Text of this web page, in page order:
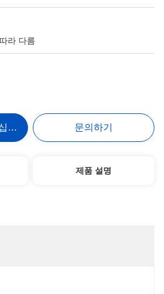
라 다름
시오 문의하기
제품 설명